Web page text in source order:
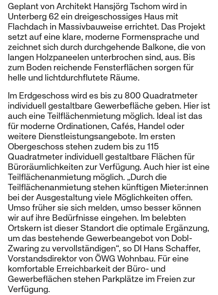
Geplant von Architekt Hansjörg Tschom wird in
Unterberg 62 ein dreigeschossiges Haus mit
Flachdach in Massivbauweise errichtet. Das Projekt
setzt auf eine klare, moderne Formensprache und
zeichnet sich durch durchgehende Balkone, die von
langen Holzpaneelen unterbrochen sind, aus. Bis
zum Boden reichende Fensterflächen sorgen für
helle und lichtdurchflutete Räume.
Im Erdgeschoss wird es bis zu 800 Quadratmeter
individuell gestaltbare Gewerbefläche geben. Hier ist
auch eine Teilflächenmietung möglich. Ideal ist das
für moderne Ordinationen, Cafés, Handel oder
weitere Dienstleistungsangebote. Im ersten
Obergeschoss stehen zudem bis zu 115
Quadratmeter individuell gestaltbare Flächen für
Büroräumlichkeiten zur Verfügung. Auch hier ist eine
Teilflächenanmietung möglich. „Durch die
Teilflächenanmietung stehen künftigen Mieter:innen
bei der Ausgestaltung viele Möglichkeiten offen.
Umso früher sie sich melden, umso besser können
wir auf ihre Bedürfnisse eingehen. Im belebten
Ortskern ist dieser Standort die optimale Ergänzung,
um das bestehende Gewerbeangebot von Dobl-
Zwaring zu vervollständigen“, so DI Hans Schaffer,
Vorstandsdirektor von ÖWG Wohnbau. Für eine
komfortable Erreichbarkeit der Büro- und
Gewerbeflächen stehen Parkplätze im Freien zur
Verfügung.